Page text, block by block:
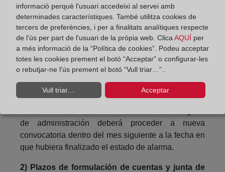
declaración del estado de alarma con día de
celebración posterior a esa declaración, el órgano
de administración podrá modificar el lugar y la
hora previstos para celebración de la junta o
revocar el acuerdo de convocatoria mediante
anuncio publicado con una antelación mínima de
cuarenta y ocho horas en la página web de la
sociedad y, si la sociedad no tuviera página
web, en el Boletín oficial del Estado». En caso de
de administración deberá proceder a nueva
convocatoria dentro del mes siguiente a la fecha en
que hubiera finalizado el estado de alarma.
2) Plazos de formulación de cuentas y junta de
informació perquè l'usuari accedeixi al servei amb
determinades característiques. També utilitza cookies de
tercers de preferències, i per a finalitats analítiques respecte
de l'ús per part de l'usuari de la pròpia web. ClicaAQUÍ per
a més informació de la “Política de cookies”. Podeu acceptar
totes les cookies prement el botó “Acceptar” o configurar-les
o rebutjar-ne l'ús prement el botó “Vull triar…”..
Vull triar.... Acceptar